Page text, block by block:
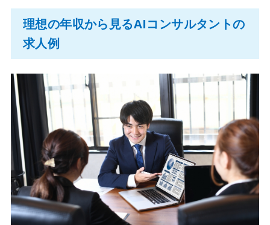
理想の年収から見るAIコンサルタントの
求人例